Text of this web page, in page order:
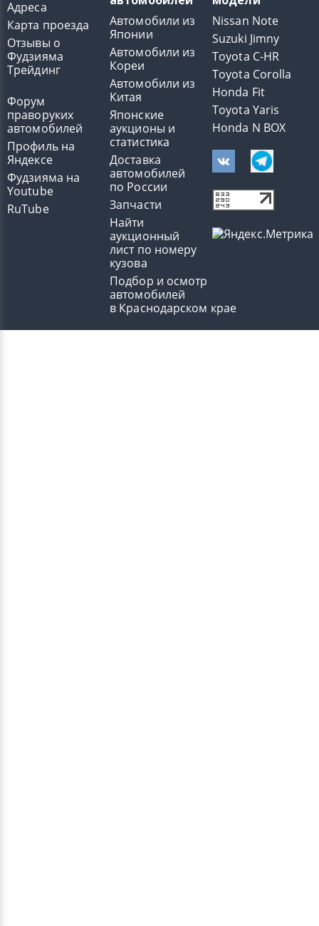
Адреса
Карта проезда
Отзывы о
Фудзияма
Трейдинг
Форум
праворуких
автомобилей
Профиль на
Яндексе
Фудзияма на
Youtube
RuTube
Автомобили из
Японии
Автомобили из
Кореи
Автомобили из
Китая
Японские
аукционы и
статистика
Доставка
автомобилей
по России
Запчасти
Найти
аукционный
лист по номеру
кузова
Подбор и осмотр
автомобилей
в Краснодарском крае
Nissan Note
Suzuki Jimny
Toyota C-HR
Toyota Corolla
Honda Fit
Toyota Yaris
Honda N BOX